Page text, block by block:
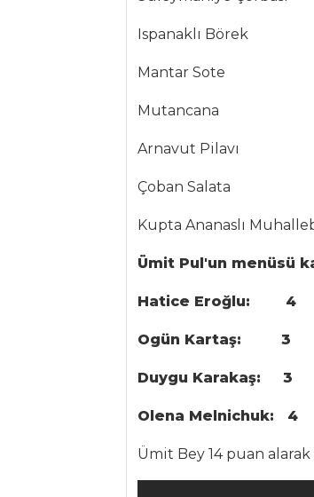
KARIŞIK SEBZE
Patlıcan Kızartması
Yoğurtlu Brokoli
Sebze Yemekleri
SALATALAR
Mercimek Salatası
Hodan Salatası
Ispanaklı Börek
Mantar Sote
Mutancana
Arnavut Pilavı
Çoban Salata
Kupta Ananaslı
Ümit Pul'un menüsü
Hatice Eroğlu: 4
Ogün Kartaş: 3
Duygu Karakaş: 3
Olena Melnichuk:
Ümit Bey 14 puan alarak